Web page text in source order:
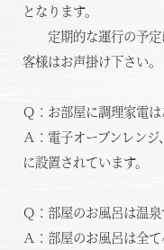
となります。
定期的な運行の予定
客様はお声掛け下さい。
Ｑ：お部屋に調理家電
Ａ：電子オーブンレン
に設置されています。
Ｑ：部屋のお風呂は温泉
Ａ：部屋のお風呂は全